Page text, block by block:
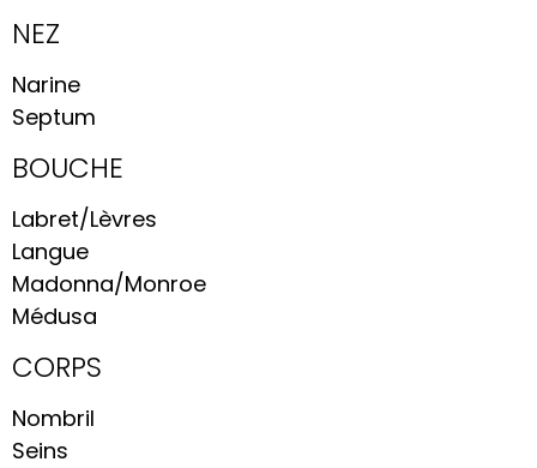
NEZ
Narine
Septum
BOUCHE
Labret/Lèvres
Langue
Madonna/Monroe
Médusa
CORPS
Nombril
Seins